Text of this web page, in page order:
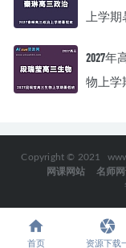
上学
2027
物上学
Copyright © 2021
网课网站
名师
首页 资源下载